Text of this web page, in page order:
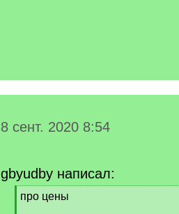
8 сент. 2020 8:54
gbyudby написал:
[про цены